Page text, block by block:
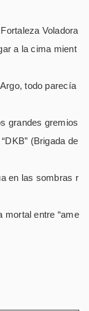
Voladora
a la cima mient
todo parecía
grandes gremios
(Brigada de
en las sombras r
mortal entre “ame